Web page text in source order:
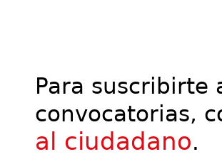
Para suscribirte
convocatorias,
al ciudadano.